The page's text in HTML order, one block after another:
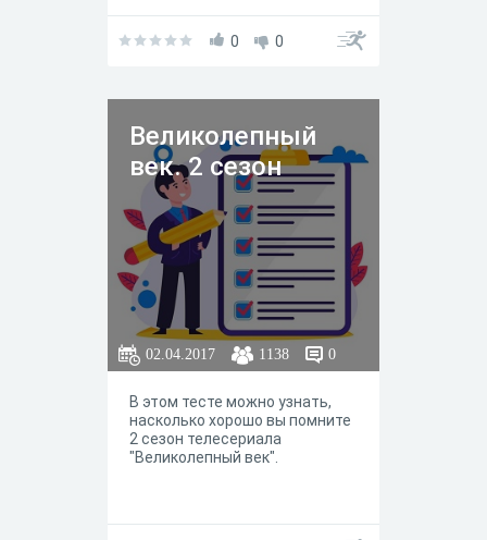
0 0
Великолепный
век. 2 сезон
02.04.2017 1138 0
В этом тесте можно узнать,
насколько хорошо вы помните
2 сезон телесериала
"Великолепный век".